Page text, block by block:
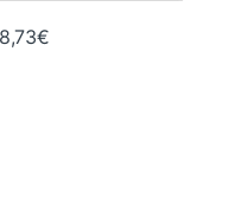
desde 30,44€
Las opciones se
€